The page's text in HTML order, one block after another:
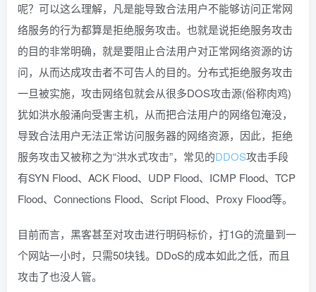
呢？可以这么理解，凡是能导致合法用户不能够访问正常网
络服务的行为都算是拒绝服务攻击。也就是说拒绝服务攻击
的目的非常明确，就是要阻止合法用户对正常网络资源的访
问，从而达成攻击者不可告人的目的。分布式拒绝服务攻击
一旦被实施，攻击网络包就会从很多DOS攻击源(俗称肉鸡)
犹如洪水般涌向受害主机，从而把合法用户的网络包淹没，
导致合法用户无法正常访问服务器的网络资源，因此，拒绝
服务攻击又被称之为“洪水式攻击”，常见的DDOS攻击手段
有SYN Flood、ACK Flood、UDP Flood、ICMP Flood、TCP
Flood、Connections Flood、Script Flood、Proxy Flood等。
目前而言，黑客甚至对攻击进行明码标价，打1G的流量到一
个网站一小时，只需50块钱。DDoS的成本如此之低，而且
攻击了也没人管。